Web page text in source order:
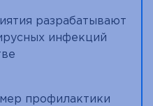
разрабатывают
инфекций
профилактики